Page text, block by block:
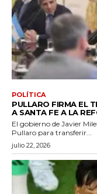
POLÍTICA
PULLARO FIRMA EL
A SANTA FE A LA
El gobierno de Javier
Pullaro para transferir...
julio 22, 2026